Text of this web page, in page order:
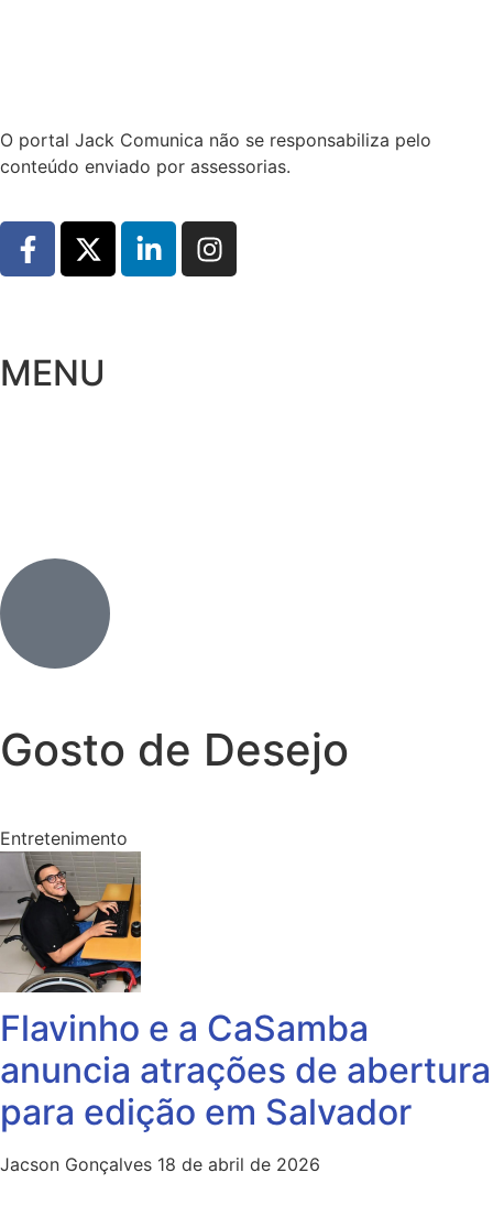
O portal Jack Comunica não se responsabiliza pelo
conteúdo enviado por assessorias.
MENU
Gosto de Desejo
Entretenimento
Flavinho e a CaSamba
anuncia atrações de abertura
para edição em Salvador
Jacson Gonçalves 18 de abril de 2026